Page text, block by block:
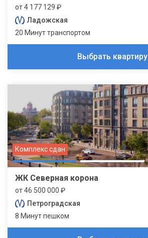
от 4 177 129 ₽
Ладожская
20 Минут транспортом
Выбрать квартиру
Комплекс сдан
ЖК Северная корона
от 46 500 000 ₽
Петроградская
8 Минут пешком